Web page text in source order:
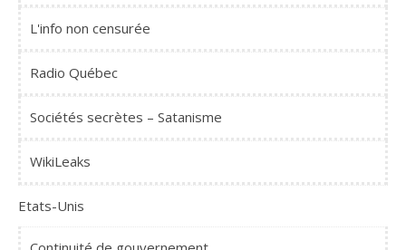
L'info non censurée
Radio Québec
Sociétés secrètes – Satanisme
WikiLeaks
Etats-Unis